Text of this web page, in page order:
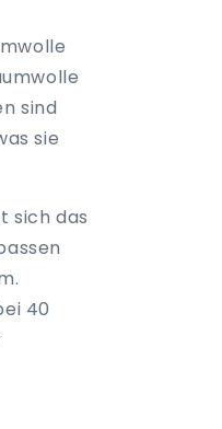
sind
sie
sich das
40